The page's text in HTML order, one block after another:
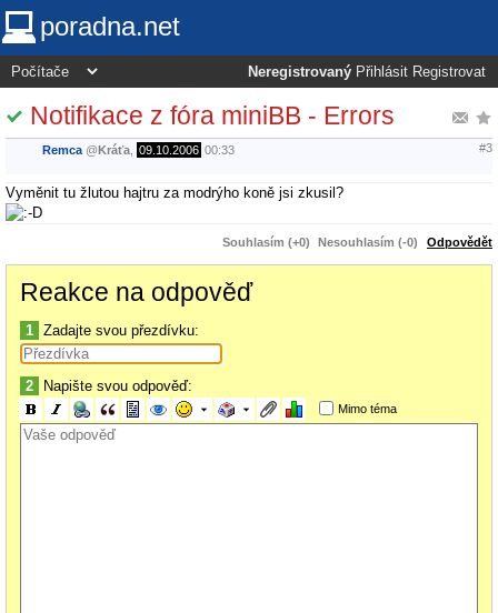
poradna.net
Neregistrovaný Přihlásit Registrovat
Notifikace z fóra miniBB - Errors
Remca @Kráťa 09.10.2006 00:33 #3
Vyměnit tu žlutou hajtru za modrýho koně jsi zkusil?
Souhlasím (+0) Nesouhlasím (-0) Odpovědět
Reakce na odpověď
1 Zadajte svou přezdívku:
2 Napište svou odpověď:
Mimo téma